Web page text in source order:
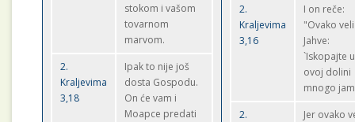
stokom i vašom
tovarnom
marvom.
2.
Kraljevima
3,18
Ipak to nije još
dosta Gospodu.
On će vam i
Moapce predati
2.
Kraljevima
3,16
I on reče:
"Ovako veli
Jahve:
`Iskopajte u
ovoj dolini
mnogo
2.
Jer ovako